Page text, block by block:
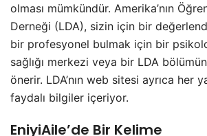
olması mümkündür. Amerika’nın
Derneği (LDA), sizin için bir
bir profesyonel bulmak için bir
sağlığı merkezi veya bir LDA
önerir. LDA’nın web sitesi ayrıca her
faydalı bilgiler içeriyor.
EniyiAile’de Bir Kelime